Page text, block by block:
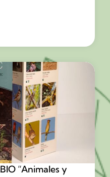
“Animales y